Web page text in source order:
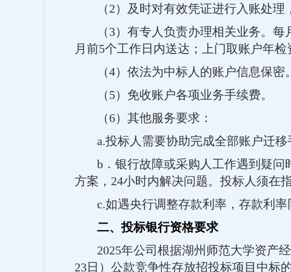
（2）及时对有效凭证进行入账处理
（3）有专人负责办理相关业务。
月前5个工作日内送达；上门取账户年检
（4）依法为中标人的账户信息保密。
（5）免收账户各项业务手续费。
（6）其他服务要求：
a.投标人需要协助完成全部账户迁移
b．银行故障或采购人工作遇到疑
方案，24小时内解决问题。投标人须在
c.如遇央行调整存款利率，存款利率
二、投标银行资格要求
2025年公司根据湖州师范大学资产
23日）公款竞争性存放招投标项目中标